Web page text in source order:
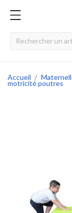
Accueil
motricité poutres